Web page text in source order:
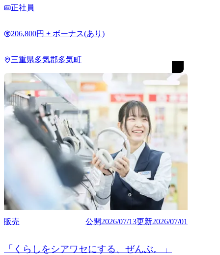
正社員
206,800円 + ボーナス(あり)
三重県多気郡多気町
販売 公開2026/07/13更新2026/07/01
「くらしをシアワセにする、ぜんぶ。」